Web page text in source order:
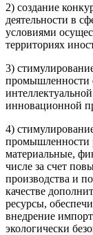
2) создание
деятельности в
условиями
территориях
3)
промышленности
инновационной
4)
промышленности
материальные,
числе за счет
производства и
качестве
ресурсы,
внедрение
экологически